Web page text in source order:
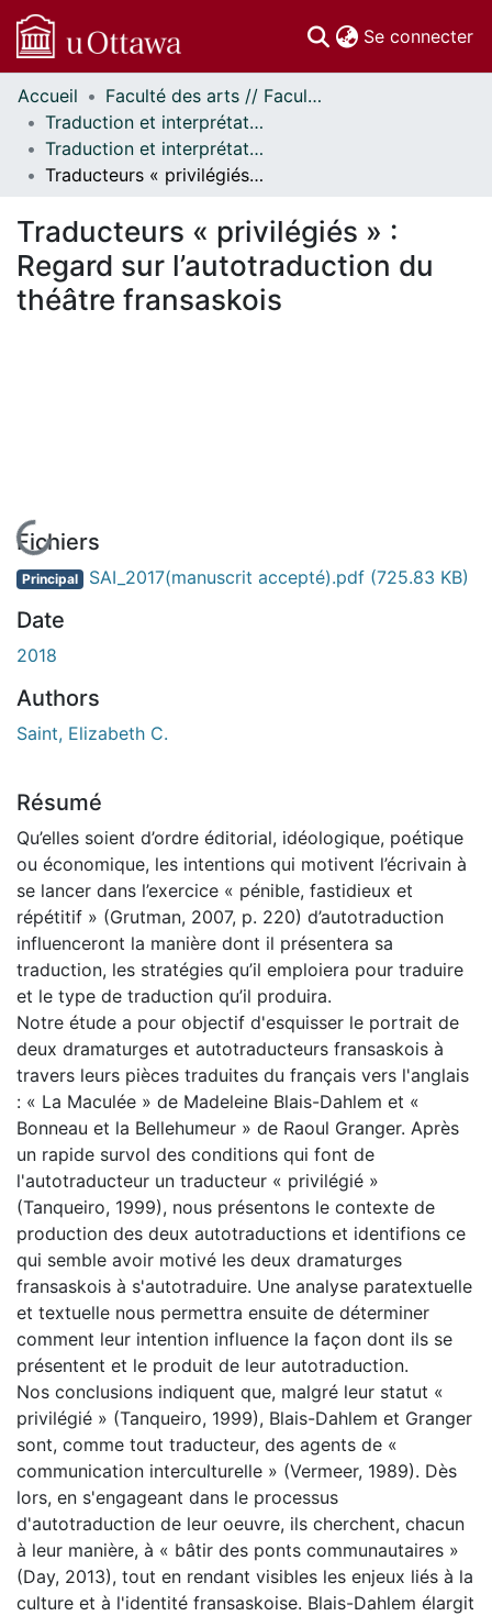
Se connecter
Communautés
et collections
Parcourir
Statistiques
À propos
Accueil
Faculté des arts // Faculty of Arts
Traduction et interprétation // Translation and Interpretation
Traduction et interprétation - Publications // Translation and Interpretation - Publications
Traducteurs « privilégiés » : Regard sur l’autotraduction du théâtre fransaskois
Traducteurs « privilégiés » :
Regard sur l’autotraduction du
théâtre fransaskois
En cours de chargement...
Fichiers
Principal SAI_2017(manuscrit accepté).pdf (725.83 KB)
Date
2018
Authors
Saint, Elizabeth C.
Résumé
Qu’elles soient d’ordre éditorial, idéologique, poétique
ou économique, les intentions qui motivent l’écrivain à
se lancer dans l’exercice « pénible, fastidieux et
répétitif » (Grutman, 2007, p. 220) d’autotraduction
influenceront la manière dont il présentera sa
traduction, les stratégies qu’il emploiera pour traduire
et le type de traduction qu’il produira.
Notre étude a pour objectif d'esquisser le portrait de
deux dramaturges et autotraducteurs fransaskois à
travers leurs pièces traduites du français vers l'anglais
: « La Maculée » de Madeleine Blais-Dahlem et «
Bonneau et la Bellehumeur » de Raoul Granger. Après
un rapide survol des conditions qui font de
l'autotraducteur un traducteur « privilégié »
(Tanqueiro, 1999), nous présentons le contexte de
production des deux autotraductions et identifions ce
qui semble avoir motivé les deux dramaturges
fransaskois à s'autotraduire. Une analyse paratextuelle
et textuelle nous permettra ensuite de déterminer
comment leur intention influence la façon dont ils se
présentent et le produit de leur autotraduction.
Nos conclusions indiquent que, malgré leur statut «
privilégié » (Tanqueiro, 1999), Blais-Dahlem et Granger
sont, comme tout traducteur, des agents de «
communication interculturelle » (Vermeer, 1989). Dès
lors, en s'engageant dans le processus
d'autotraduction de leur oeuvre, ils cherchent, chacun
à leur manière, à « bâtir des ponts communautaires »
(Day, 2013), tout en rendant visibles les enjeux liés à la
culture et à l'identité fransaskoise. Blais-Dahlem élargit